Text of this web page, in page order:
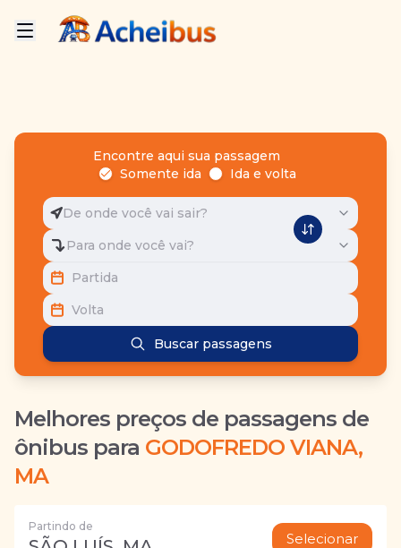
Encontre aqui sua passagem
Somente ida
Ida e volta
De onde você vai sair?
Para onde você vai?
Partida
Volta
Buscar passagens
Melhores preços de passagens de
ônibus para GODOFREDO VIANA,
MA
Partindo de
Selecionar